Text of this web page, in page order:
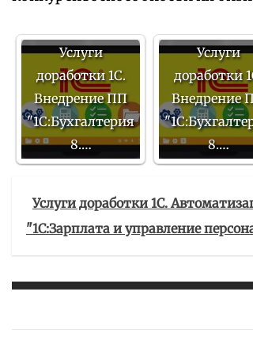
Услуги
доработки 1С.
Внедрение ПП
"1С:Бухгалтерия
8.…
Услуги
доработки
Внедрение
8.…
Услуги доработки 1С.
"1С:Зарплата и управление